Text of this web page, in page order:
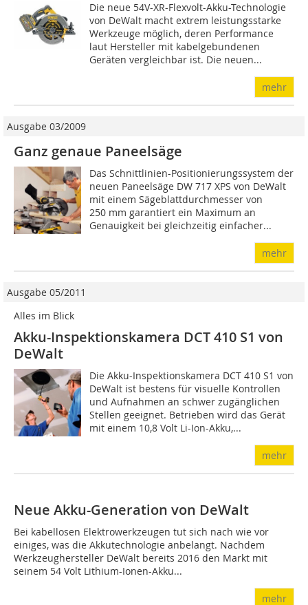
Die neue 54V-XR-Flexvolt-Akku-Technologie
von DeWalt macht extrem leistungsstarke
Werkzeuge möglich, deren Performance
laut Hersteller mit kabelgebundenen
Geräten vergleichbar ist. Die neuen...
mehr
Ausgabe 03/2009
Ganz genaue Paneelsäge
Das Schnittlinien-Positionie­rungssystem der
neuen Paneelsä­ge DW 717 XPS von DeWalt
mit einem Sägeblatt­durchmesser von
250 mm garantiert ein Maximum an
Genauigkeit bei gleichzeitig einfacher...
mehr
Ausgabe 05/2011
Alles im Blick
Akku-Inspektionskamera DCT 410 S1 von
DeWalt
Die Akku-Inspektionskamera DCT 410 S1 von
DeWalt ist bestens für visuelle Kontrollen
und Aufnahmen an schwer zugänglichen
Stellen geeignet. Betrieben wird das Gerät
mit einem 10,8 Volt Li-Ion-Akku,...
mehr
Neue Akku-Generation von DeWalt
Bei kabellosen Elektrowerkzeugen tut sich nach wie vor
einiges, was die Akkutechnologie anbelangt. Nachdem
Werkzeughersteller DeWalt bereits 2016 den Markt mit
seinem 54 Volt Lithium-Ionen-Akku...
mehr